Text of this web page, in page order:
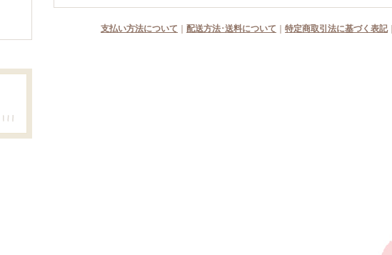
支払い方法について 配送方法･送料について 特定商取引法に基づく表記｜